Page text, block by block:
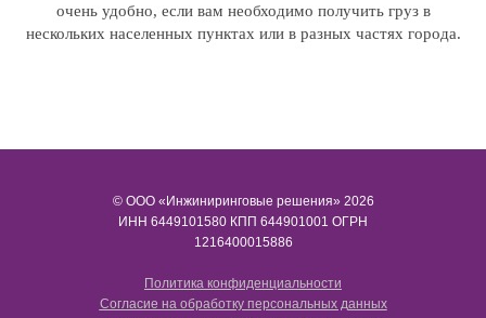
очень удобно, если вам необходимо получить груз в
нескольких населенных пунктах или в разных частях города.
© ООО «Инжиниринговые решения» 2026
ИНН​​​​​​​ 6449101580 КПП 644901001 ОГРН
1216400015886
Политика конфиденциальности
Согласие на обработку персональных данных